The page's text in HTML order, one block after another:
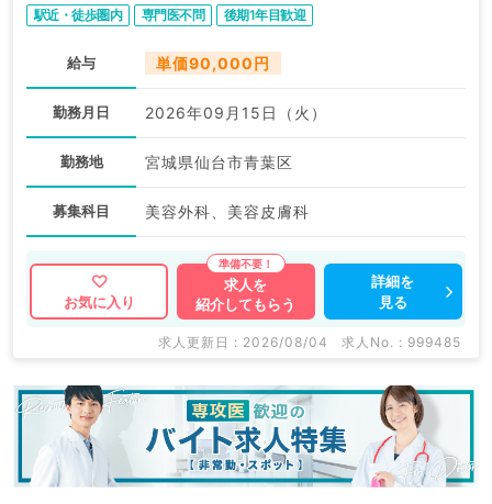
駅近・徒歩圏内 専門医不問 後期1年目歓迎
給与 単価90,000円
勤務月日 2026年09月15日（火）
勤務地 宮城県仙台市青葉区
募集科目 美容外科、美容皮膚科
お気に入り
求人を
紹介してもらう
詳細を
見る
求人更新日 : 2026/08/04 求人No. : 999485